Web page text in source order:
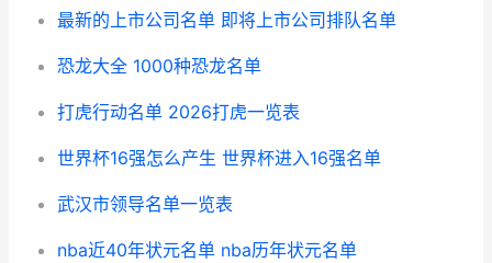
最新的上市公司名单 即将上市公司排队名单
恐龙大全 1000种恐龙名单
打虎行动名单 2026打虎一览表
世界杯16强怎么产生 世界杯进入16强名单
武汉市领导名单一览表
nba近40年状元名单 nba历年状元名单